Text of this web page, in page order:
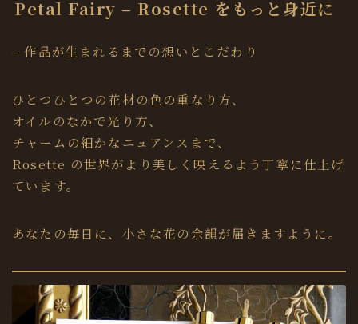
Petal Fairy – Rosette をもっと身近に
– 作品が生まれるまでの想いとこだわり
ひとつひとつの花材の色の重なり方、
オイルのなかで光り方、
チャームの細かなニュアンスまで、
Rosette の世界がより美しく映えるよう丁寧に仕上げ
ています。
あなたの毎日に、小さな花の余韻が届きますように。